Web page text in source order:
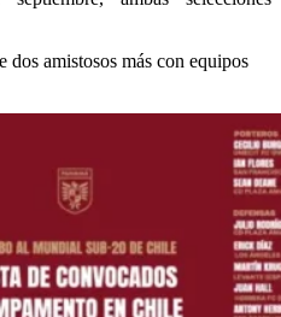
dos amistosos más con equipos